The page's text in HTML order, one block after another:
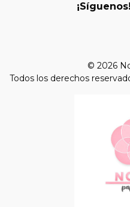
¡Síguenos!
© 2026
Todos los derechos